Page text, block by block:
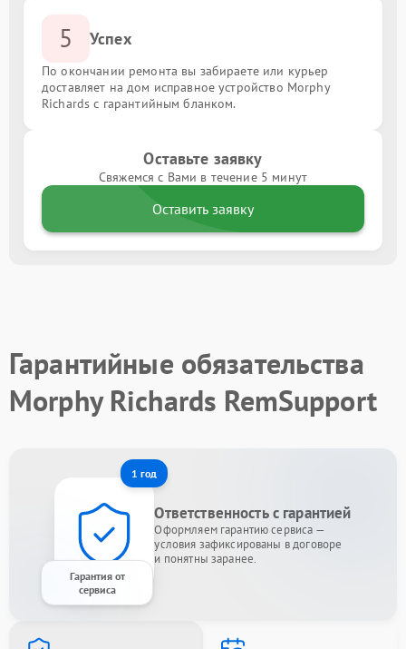
5 Успех
По окончании ремонта вы забираете или курьер
доставляет на дом исправное устройство Morphy
Richards с гарантийным бланком.
Оставьте заявку
Свяжемся с Вами в течение 5 минут
Оставить заявку
Гарантийные обязательства
Morphy Richards RemSupport
1 год
Гарантия от
сервиса
Ответственность с гарантией
Оформляем гарантию сервиса —
условия зафиксированы в договоре
и понятны заранее.